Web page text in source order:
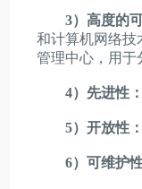
3）高度的
和计算机网络技
管理中心，用于
4）先进性
5）开放性
6）可维护